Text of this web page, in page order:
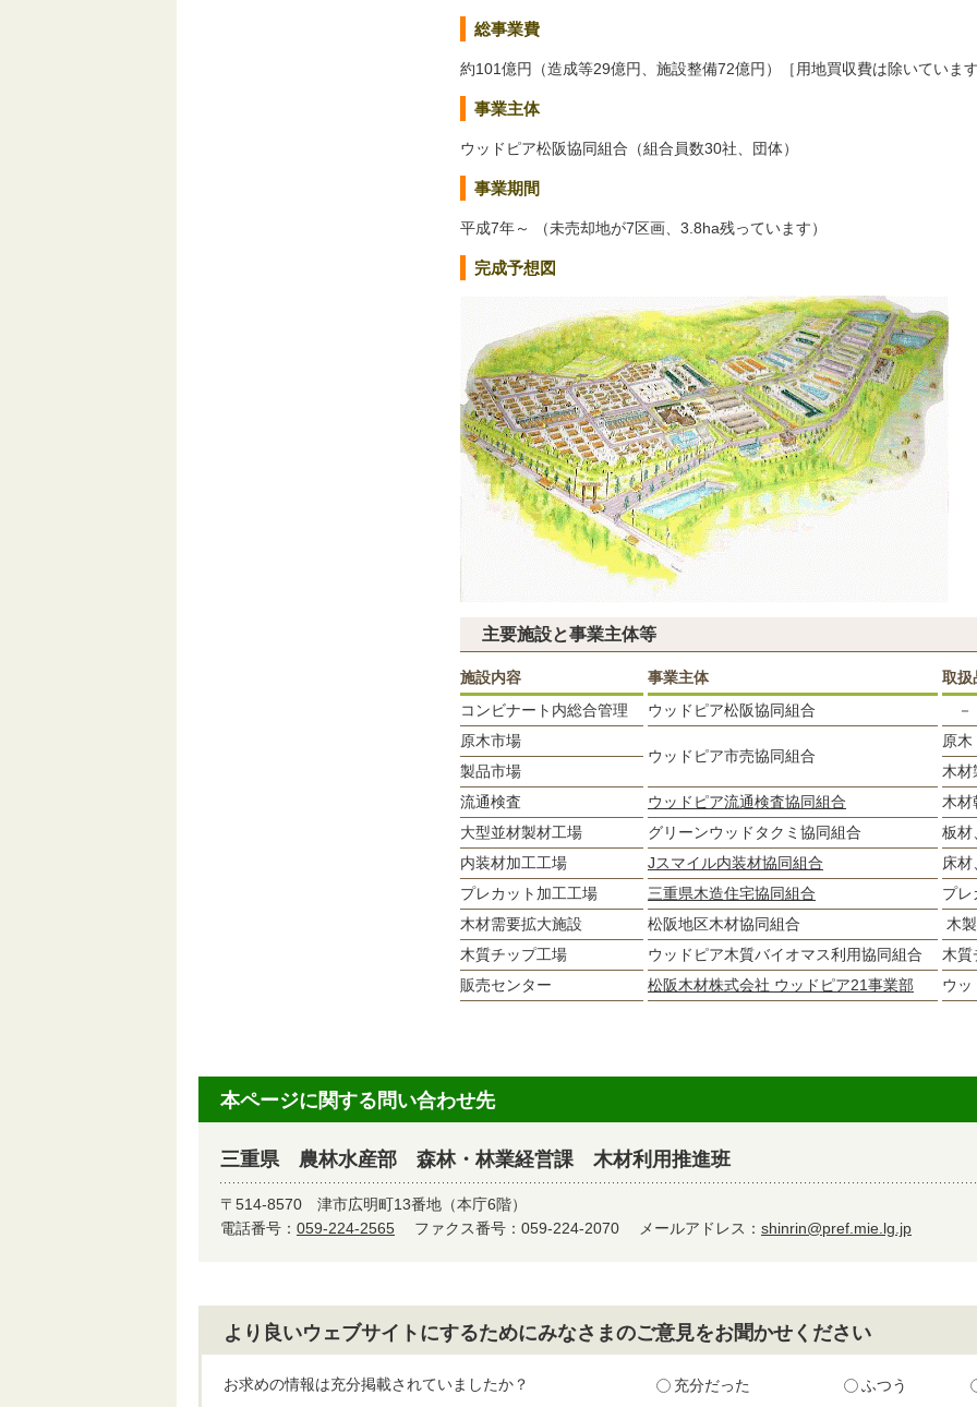
総事業費
約101億円（造成等29億円、施設整備72億円）［用地買収費は除いています
事業主体
ウッドピア松阪協同組合（組合員数30社、団体）
事業期間
平成7年～ （未売却地が7区画、3.8ha残っています）
完成予想図
主要施設と事業主体等
施設内容 事業主体
取扱
コンビナート内総合管理
ウッドピア松阪協同組合
－
原木市場
ウッドピア市売協同組合
原木
製品市場
木材
流通検査
ウッドピア流通検査協同組合
木材
大型並材製材工場
グリーンウッドタクミ協同組合
板材
内装材加工工場
Jスマイル内装材協同組合
床
プレカット加工工場
三重県木造住宅協同組合
プレ
木材需要拡大施設
松阪地区木材協同組合
木
木質チップ工場
ウッドピア木質バイオマス利用協同組合
木質
販売センター
松阪木材株式会社 ウッドピア21事業部 ウッ
本ページに関する問い合わせ先
三重県 農林水産部 森林・林業経営課 木材利用推進班
〒514-8570 津市広明町13番地（本庁6階）
電話番号： 059-224-2565 ファクス番号：059-224-2070 メールアドレス： shinrin@pref.mie.lg.jp
より良いウェブサイトにするためにみなさまのご意見をお聞かせください
お求めの情報は充分掲載されていましたか？ 充分だった ふつう